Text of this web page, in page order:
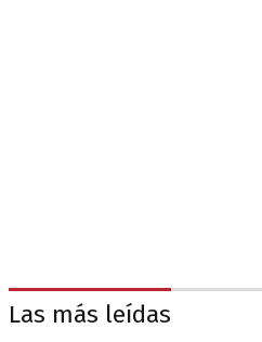
Las más leídas